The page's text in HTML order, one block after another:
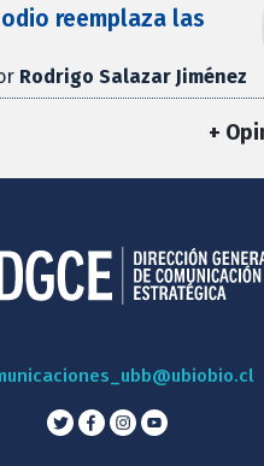
reemplaza las
Rodrigo Salazar Jiménez
+